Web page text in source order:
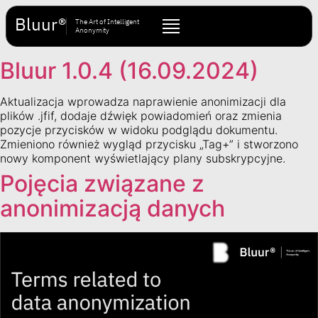
Bluur®
The Art of Intelligent
Anonymity
Bluur 1.0.4 (16.09.2024)
Aktualizacja wprowadza naprawienie anonimizacji dla
plików .jfif, dodaje dźwięk powiadomień oraz zmienia
pozycje przycisków w widoku podglądu dokumentu.
Zmieniono również wygląd przycisku „Tag+” i stworzono
nowy komponent wyświetlający plany subskrypcyjne.
Pojęcia związane z
anonimizacją danych